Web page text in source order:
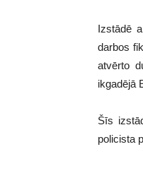
Izstādē
darbos
atvērto
ikgadējā
Šīs
policista